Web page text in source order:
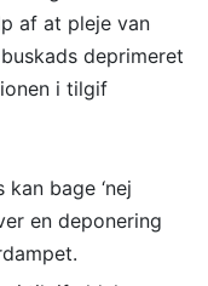
af at pleje van
deprimeret
i tilgif
bage ‘nej
en deponering